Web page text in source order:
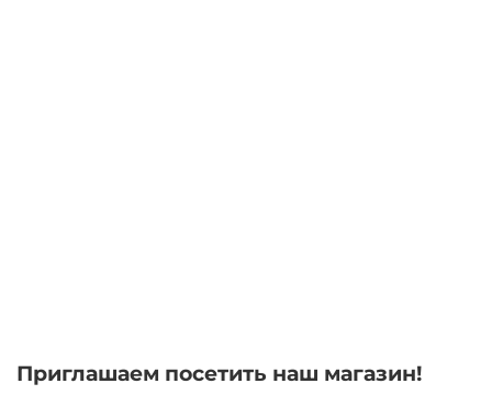
Приглашаем посетить наш магазин!